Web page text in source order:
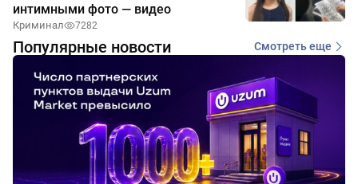
интимными фото — видео
Криминал 7282
Популярные новости Смотреть еще